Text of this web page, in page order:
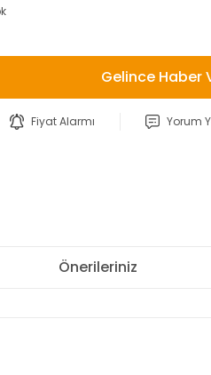
Gelince Haber
Fiyat Alarmı Yorum
Önerileriniz